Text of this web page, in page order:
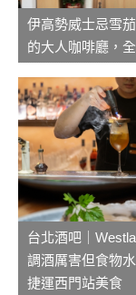
伊高勢威士忌雪
的大人咖啡廳，
台北酒吧｜
調酒厲害但食物
捷運西門站美食